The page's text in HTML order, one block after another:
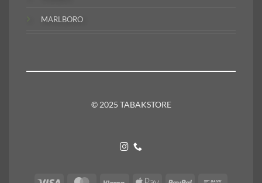
MARLBORO
© 2025 TABAKSTORE